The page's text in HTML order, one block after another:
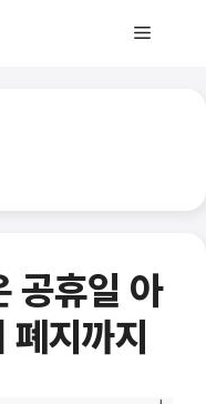
메
공휴일 아
지까지